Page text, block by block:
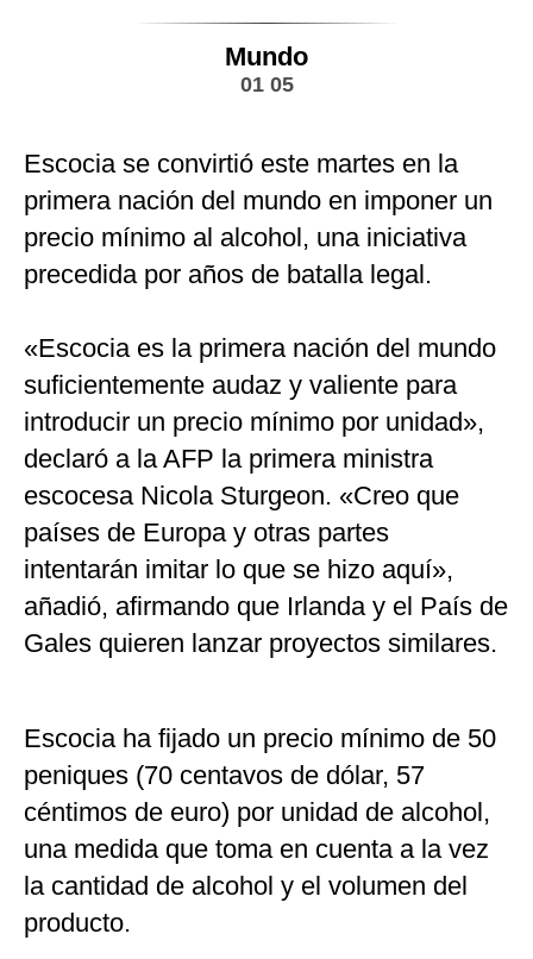
Mundo
01 05
Escocia se convirtió este martes en la
primera nación del mundo en imponer un
precio mínimo al alcohol, una iniciativa
precedida por años de batalla legal.
«Escocia es la primera nación del mundo
suficientemente audaz y valiente para
introducir un precio mínimo por unidad»,
declaró a la AFP la primera ministra
escocesa Nicola Sturgeon. «Creo que
países de Europa y otras partes
intentarán imitar lo que se hizo aquí»,
añadió, afirmando que Irlanda y el País de
Gales quieren lanzar proyectos similares.
Escocia ha fijado un precio mínimo de 50
peniques (70 centavos de dólar, 57
céntimos de euro) por unidad de alcohol,
una medida que toma en cuenta a la vez
la cantidad de alcohol y el volumen del
producto.